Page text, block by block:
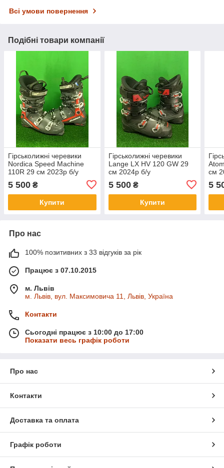
Всі умови повернення
Подібні товари компанії
Гірськолижні черевики
Nordica Speed ​​Machine
110R 29 см 2023p б/у
5 500 ₴
Купити
Гірськолижні черевики
Lange LX HV 120 GW 29
см 2024p б/у
5 500₴
Купити
см
5
Про нас
100% позитивних з 33 відгуків за рік
Працює з 07.10.2015
м. Львів
м. Львів, вул. Максимовича 11, Львів, Україна
Контакти
Сьогодні працює з 10:00 до 17:00
Показати весь графік роботи
Про нас
Контакти
Доставка та оплата
Графік роботи